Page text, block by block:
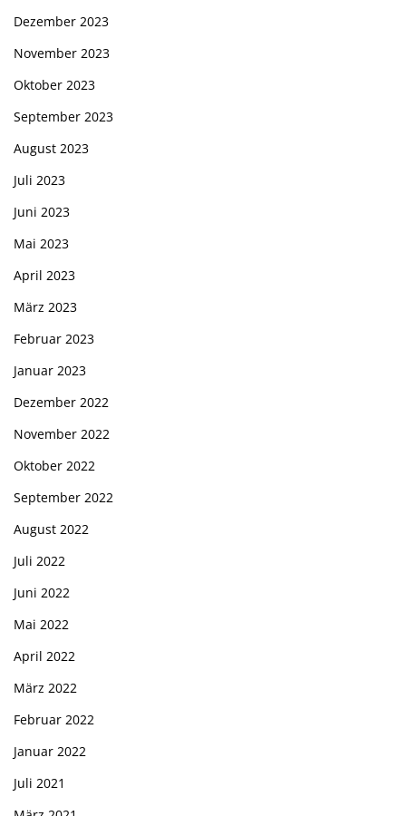
Dezember 2023
November 2023
Oktober 2023
September 2023
August 2023
Juli 2023
Juni 2023
Mai 2023
April 2023
März 2023
Februar 2023
Januar 2023
Dezember 2022
November 2022
Oktober 2022
September 2022
August 2022
Juli 2022
Juni 2022
Mai 2022
April 2022
März 2022
Februar 2022
Januar 2022
Juli 2021